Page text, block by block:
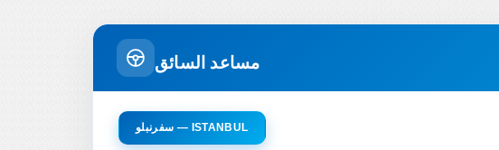
مساعد السائق
سفرنبلو — ISTANBUL